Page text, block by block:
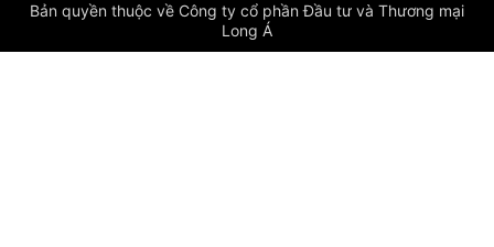
Bản quyền thuộc về Công ty cổ phần Đầu tư và Thương mại
Long Á